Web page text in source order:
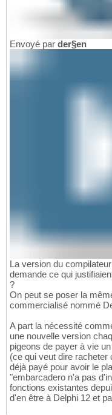
Envoyé par der§en
La version du
demande ce qui
?
On peut se poser la
commercialisé nommé
A part la nécessité
une nouvelle version
pigeons de payer à vie
(ce qui veut dire racheter
déjà payé pour avoir le
"embarcadero n'a pas
fonctions existantes
d'en être à Delphi 12 et